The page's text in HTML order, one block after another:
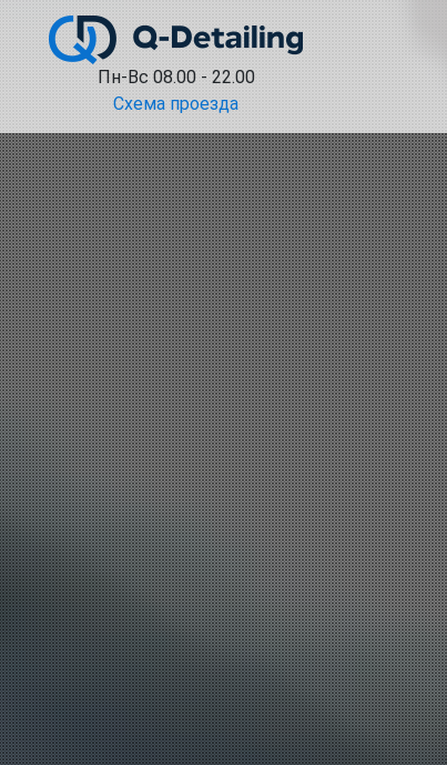
Пн-Вс 08.00 - 22.00
Схема проезда